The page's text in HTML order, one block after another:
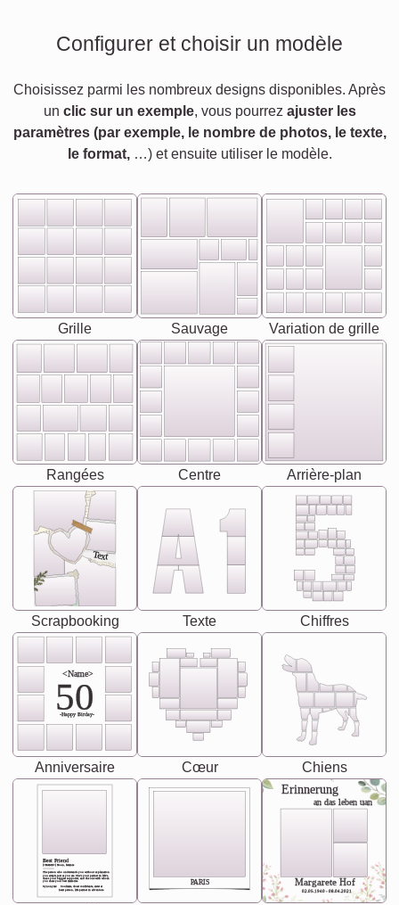
Configurer et choisir un modèle
Choisissez parmi les nombreux designs disponibles. Après
un clic sur un exemple, vous pourrez ajuster les
paramètres (par exemple, le nombre de photos, le texte,
le format,…) et ensuite utiliser le modèle.
Grille Sauvage Variation de grille
Rangées Centre Arrière-plan
Text
Scrapbooking Texte Chiffres
<Name>
50
-Happy Birday-
Anniversaire Cœur Chiens
Best Friend
[<NAME>] Noun, feminie
Synonyms: Soulmate, closet confidante, sister at
heart person, life partner in adventure.
The person who understands you without explanation
you accepts just as you are. She's your partner in life's,
chaos your biggest supporter, and the one with whom
you share your best memories. PARIS
Erinnerung
an das leben uan
Margarete Hof
02.05.1940 - 08.04.2021